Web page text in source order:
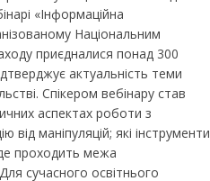
«Інформаційна
Національним
приєдналися понад 300
актуальність теми
Спікером вебінару став
аспектах роботи з
від маніпуляцій; які інструменти
проходить межа
сучасного освітнього